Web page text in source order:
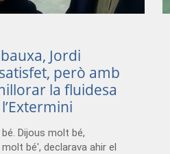
Jordi
però amb
la fluidesa
Dijous molt bé,
bé', declarava ahir el